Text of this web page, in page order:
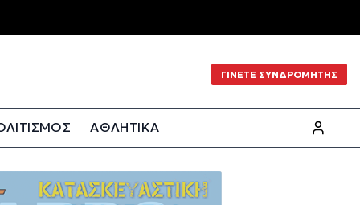
ΓΙΝΕΤΕ ΣΥΝΔΡΟΜΗΤΗΣ
ΑΘΛΗΤΙΚΑ